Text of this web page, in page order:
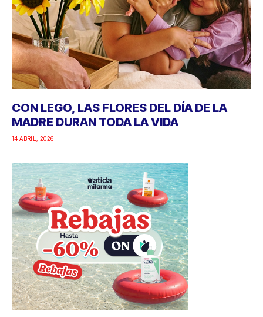
CON LEGO, LAS FLORES DEL DÍA DE LA
MADRE DURAN TODA LA VIDA
14 ABRIL, 2026